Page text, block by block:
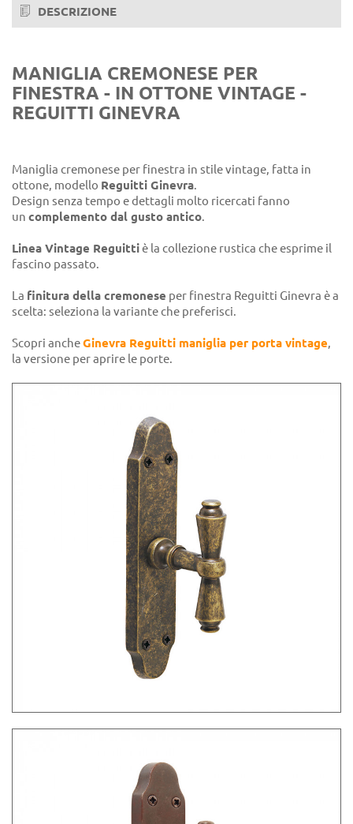
DESCRIZIONE
MANIGLIA CREMONESE PER
FINESTRA - IN OTTONE VINTAGE -
REGUITTI GINEVRA
Maniglia cremonese per finestra in stile vintage, fatta in
ottone, modello Reguitti Ginevra.
Design senza tempo e dettagli molto ricercati fanno
un complemento dal gusto antico.
Linea Vintage Reguittiè la collezione rustica che esprime il
fascino passato.
La finitura della cremonese per finestra Reguitti Ginevra è a
scelta: seleziona la variante che preferisci.
Scopri ancheGinevra Reguitti maniglia per porta vintage,
la versione per aprire le porte.